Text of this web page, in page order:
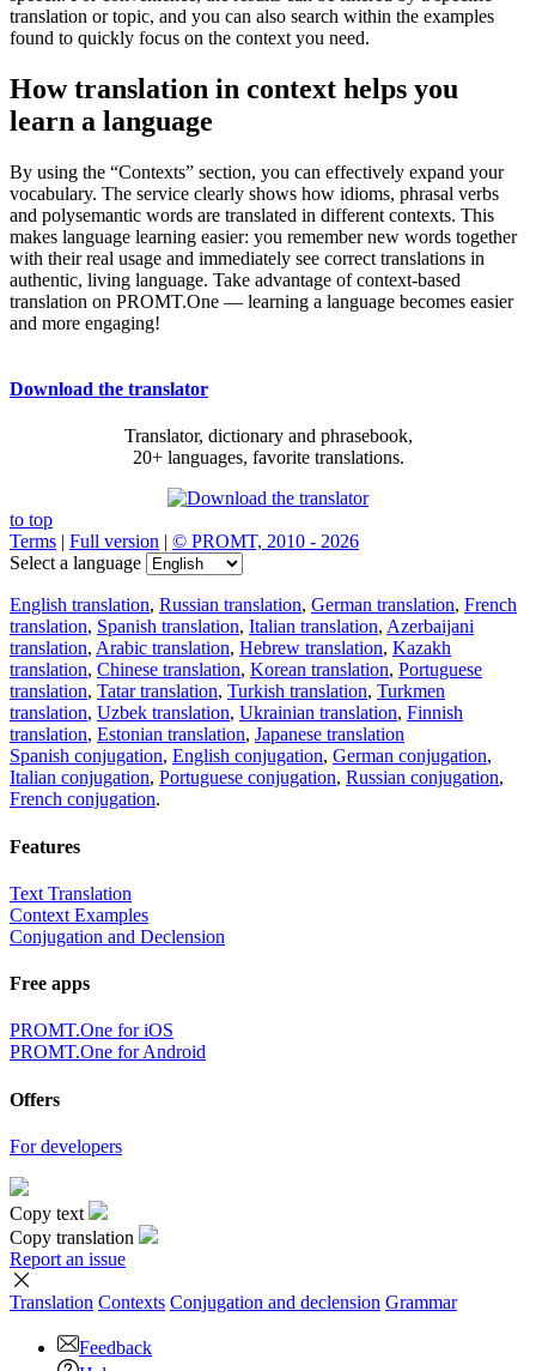
translation or topic, and you can also search within the examples
found to quickly focus on the context you need.
How translation in context helps you
learn a language
By using the “Contexts” section, you can effectively expand your
vocabulary. The service clearly shows how idioms, phrasal verbs
and polysemantic words are translated in different contexts. This
makes language learning easier: you remember new words together
with their real usage and immediately see correct translations in
authentic, living language. Take advantage of context-based
translation on PROMT.One — learning a language becomes easier
and more engaging!
Download the translator
Translator, dictionary and phrasebook,
20+ languages, favorite translations.
to top
Terms | Full version | © PROMT, 2010 - 2026
Select a language
English translation, Russian translation, German translation, French
translation, Spanish translation, Italian translation, Azerbaijani
translation, Arabic translation, Hebrew translation, Kazakh
translation, Chinese translation, Korean translation, Portuguese
translation, Tatar translation, Turkish translation, Turkmen
translation, Uzbek translation, Ukrainian translation, Finnish
translation, Estonian translation, Japanese translation
Spanish conjugation, English conjugation, German conjugation,
Italian conjugation, Portuguese conjugation, Russian conjugation,
French conjugation.
Features
Text Translation
Context Examples
Conjugation and Declension
Free apps
PROMT.One for iOS
PROMT.One for Android
Offers
For developers
Copy text
Copy translation
Report an issue
Translation Contexts Conjugation and declension Grammar
Feedback